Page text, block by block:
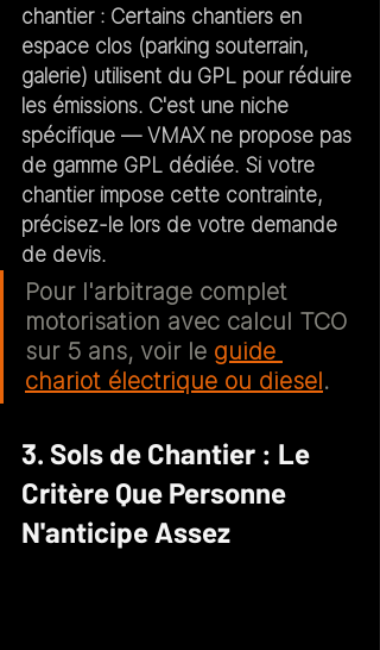
chantier : Certains chantiers en
espace clos (parking souterrain,
galerie) utilisent du GPL pour réduire
les émissions. C'est une niche
spécifique — VMAX ne propose pas
de gamme GPL dédiée. Si votre
chantier impose cette contrainte,
précisez-le lors de votre demande
de devis.
Pour l'arbitrage complet
motorisation avec calcul TCO
sur 5 ans, voir le guide
chariot électrique ou diesel.
3. Sols de Chantier : Le
Critère Que Personne
N'anticipe Assez